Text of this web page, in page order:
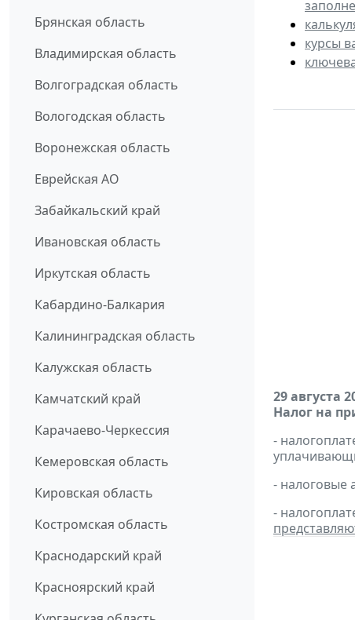
Брянская область
Владимирская область
Волгоградская область
Вологодская область
Воронежская область
Еврейская АО
Забайкальский край
Ивановская область
Иркутская область
Кабардино-Балкария
Калининградская область
Калужская область
Камчатский край
Карачаево-Черкессия
Кемеровская область
Кировская область
Костромская область
Краснодарский край
Красноярский край
курсы
29 августа
Налог на
-
- налоговые
-